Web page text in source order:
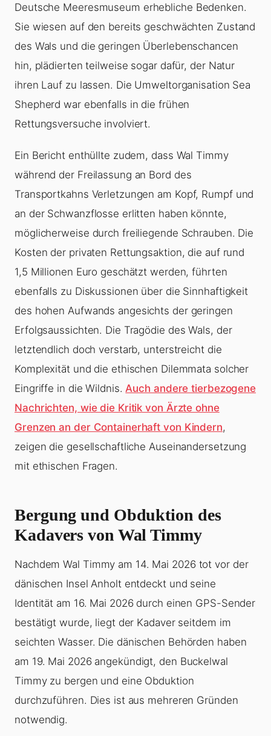
Deutsche Meeresmuseum erhebliche Bedenken.
Sie wiesen auf den bereits geschwächten Zustand
des Wals und die geringen Überlebenschancen
hin, plädierten teilweise sogar dafür, der Natur
ihren Lauf zu lassen. Die Umweltorganisation Sea
Shepherd war ebenfalls in die frühen
Rettungsversuche involviert.
Ein Bericht enthüllte zudem, dass Wal Timmy
während der Freilassung an Bord des
Transportkahns Verletzungen am Kopf, Rumpf und
an der Schwanzflosse erlitten haben könnte,
möglicherweise durch freiliegende Schrauben. Die
Kosten der privaten Rettungsaktion, die auf rund
1,5 Millionen Euro geschätzt werden, führten
ebenfalls zu Diskussionen über die Sinnhaftigkeit
des hohen Aufwands angesichts der geringen
Erfolgsaussichten. Die Tragödie des Wals, der
letztendlich doch verstarb, unterstreicht die
Komplexität und die ethischen Dilemmata solcher
Eingriffe in die Wildnis. Auch andere tierbezogene
Nachrichten, wie die Kritik von Ärzte ohne
Grenzen an der Containerhaft von Kindern,
zeigen die gesellschaftliche Auseinandersetzung
mit ethischen Fragen.
Bergung und Obduktion des
Kadavers von Wal Timmy
Nachdem Wal Timmy am 14. Mai 2026 tot vor der
dänischen Insel Anholt entdeckt und seine
Identität am 16. Mai 2026 durch einen GPS-Sender
bestätigt wurde, liegt der Kadaver seitdem im
seichten Wasser. Die dänischen Behörden haben
am 19. Mai 2026 angekündigt, den Buckelwal
Timmy zu bergen und eine Obduktion
durchzuführen. Dies ist aus mehreren Gründen
notwendig.